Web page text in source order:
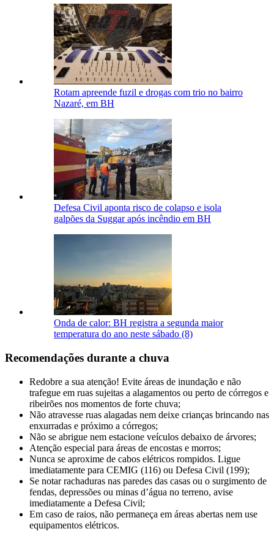
Rotam apreende fuzil e drogas com trio no bairro
Nazaré, em BH
Defesa Civil aponta risco de colapso e isola
galpões da Suggar após incêndio em BH
Onda de calor: BH registra a segunda maior
temperatura do ano neste sábado (8)
Recomendações durante a chuva
Redobre a sua atenção! Evite áreas de inundação e não
trafegue em ruas sujeitas a alagamentos ou perto de córregos e
ribeirões nos momentos de forte chuva;
Não atravesse ruas alagadas nem deixe crianças brincando nas
enxurradas e próximo a córregos;
Não se abrigue nem estacione veículos debaixo de árvores;
Atenção especial para áreas de encostas e morros;
Nunca se aproxime de cabos elétricos rompidos. Ligue
imediatamente para CEMIG (116) ou Defesa Civil (199);
Se notar rachaduras nas paredes das casas ou o surgimento de
fendas, depressões ou minas d’água no terreno, avise
imediatamente a Defesa Civil;
Em caso de raios, não permaneça em áreas abertas nem use
equipamentos elétricos.